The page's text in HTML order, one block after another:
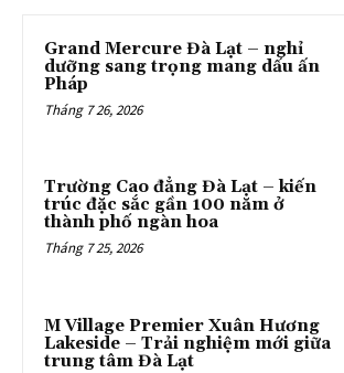
Grand Mercure Đà Lạt – nghỉ
dưỡng sang trọng mang dấu ấn
Pháp
Tháng 7 26, 2026
Trường Cao đẳng Đà Lạt – kiến
trúc đặc sắc gần 100 năm ở
thành phố ngàn hoa
Tháng 7 25, 2026
M Village Premier Xuân Hương
Lakeside – Trải nghiệm mới giữa
trung tâm Đà Lạt